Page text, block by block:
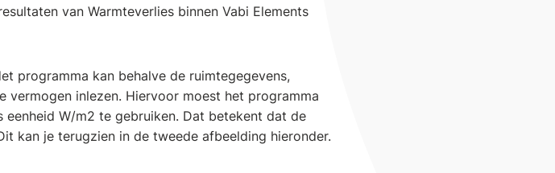
van Warmteverlies binnen Vabi Elements
programma kan behalve de ruimtegegevens,
inlezen. Hiervoor moest het programma
W/m2 te gebruiken. Dat betekent dat de
kan je terugzien in de tweede afbeelding hieronder.